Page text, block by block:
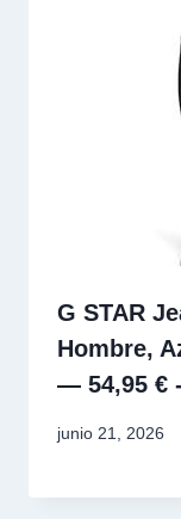
G STAR
Hombre,
— 54,95 €
junio 21, 2026